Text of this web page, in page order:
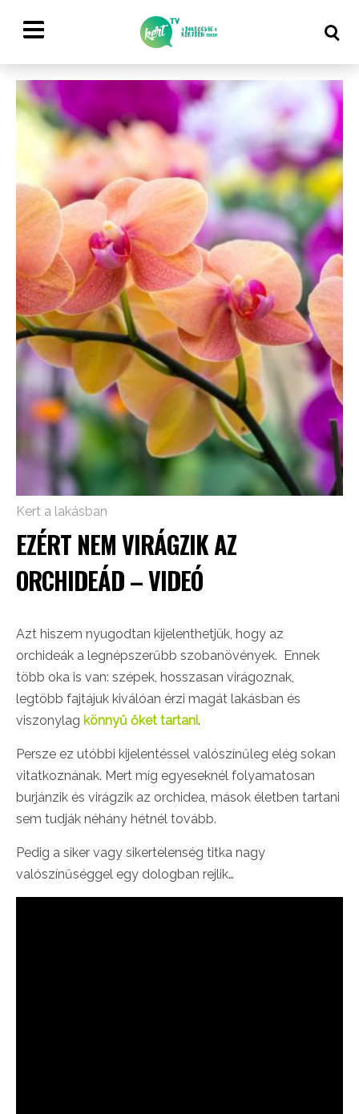
Kert a lakásban
EZÉRT NEM VIRÁGZIK AZ
ORCHIDEÁD – VIDEÓ
Azt hiszem nyugodtan kijelenthetjük, hogy az
orchideák a legnépszerűbb szobanövények. Ennek
több oka is van: szépek, hosszasan virágoznak,
legtöbb fajtájuk kiválóan érzi magát lakásban és
viszonylag könnyű őket tartani.
Persze ez utóbbi kijelentéssel valószínűleg elég sokan
vitatkoznának. Mert míg egyeseknél folyamatosan
burjánzik és virágzik az orchidea, mások életben tartani
sem tudják néhány hétnél tovább.
Pedig a siker vagy sikertelenség titka nagy
valószínűséggel egy dologban rejlik…